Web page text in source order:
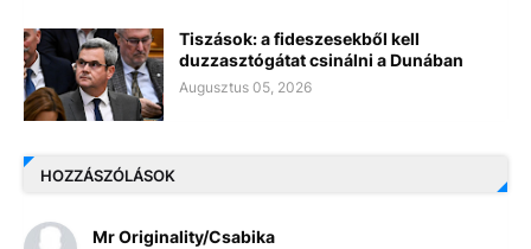
Tiszások: a fideszesekből kell
duzzasztógátat csinálni a Dunában
Augusztus 05, 2026
HOZZÁSZÓLÁSOK
Mr Originality/Csabika